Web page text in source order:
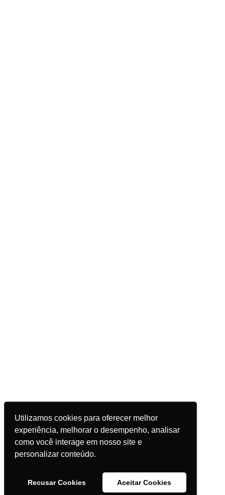
Utilizamos cookies para oferecer melhor
experiência, melhorar o desempenho, analisar
como você interage em nosso site e
personalizar conteúdo.
Recusar Cookies Aceitar Cookies